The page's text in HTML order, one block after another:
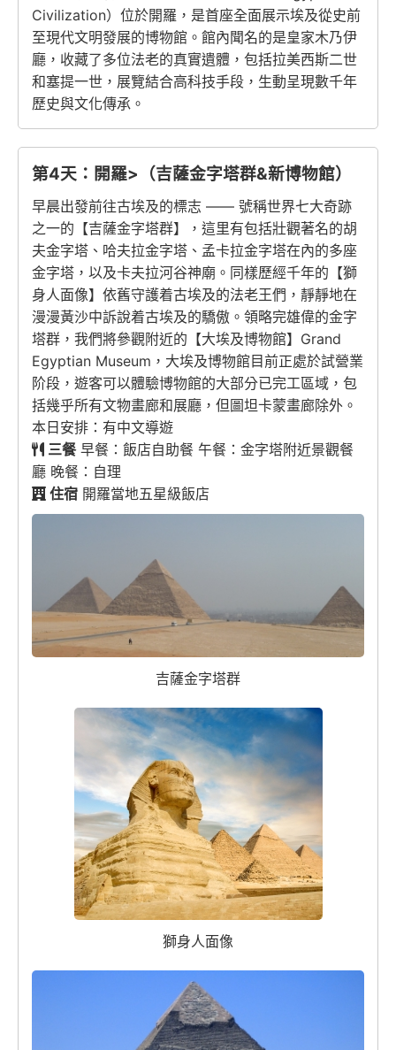
Civilization）位於開羅，是首座全面展示埃及從史前
至現代文明發展的博物館。館內聞名的是皇家木乃伊
廳，收藏了多位法老的真實遺體，包括拉美西斯二世
和塞提一世，展覽結合高科技手段，生動呈現數千年
歷史與文化傳承。
第4天：開羅>（吉薩金字塔群&新博物館）
早晨出發前往古埃及的標志 —— 號稱世界七大奇跡
之一的【吉薩金字塔群】，這里有包括壯觀著名的胡
夫金字塔、哈夫拉金字塔、孟卡拉金字塔在內的多座
金字塔，以及卡夫拉河谷神廟。同樣歷經千年的【獅
身人面像】依舊守護着古埃及的法老王們，靜靜地在
漫漫黃沙中訴說着古埃及的驕傲。領略完雄偉的金字
塔群，我們將參觀附近的【大埃及博物館】Grand
Egyptian Museum，大埃及博物館目前正處於試營業
阶段，遊客可以體驗博物館的大部分已完工區域，包
括幾乎所有文物畫廊和展廳，但圖坦卡蒙畫廊除外。
本日安排：有中文導遊
三餐早餐：飯店自助餐 午餐：金字塔附近景觀餐
廳 晚餐：自理
住宿 開羅當地五星級飯店
吉薩金字塔群
獅身人面像